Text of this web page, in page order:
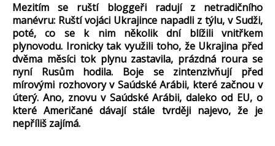
Mezitím se ruští bloggeři radují z netradičního
manévru: Ruští vojáci Ukrajince napadli z týlu, v Sudži,
poté, co se k nim několik dní blížili vnitřkem
plynovodu. Ironicky tak využili toho, že Ukrajina před
dvěma měsíci tok plynu zastavila, prázdná roura se
nyní Rusům hodila. Boje se zintenzivňují před
mírovými rozhovory v Saúdské Arábii, které začnou v
úterý. Ano, znovu v Saúdské Arábii, daleko od EU, o
které Američané dávají stále tvrději najevo, že je
nepříliš zajímá.